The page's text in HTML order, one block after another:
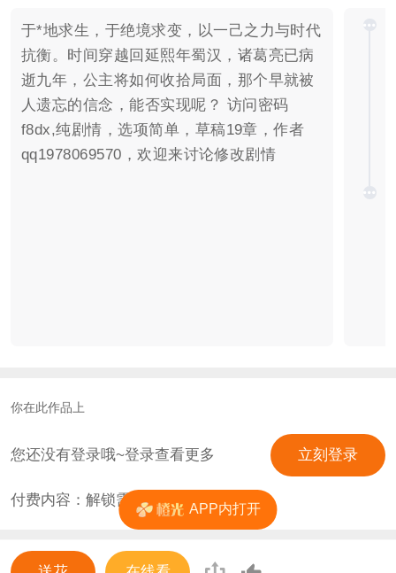
于*地求生，于绝境求变，以一己之力与时代
抗衡。时间穿越回延熙年蜀汉，诸葛亮已病
逝九年，公主将如何收拾局面，那个早就被
人遗忘的信念，能否实现呢？ 访问密码
f8dx,纯剧情，选项简单，草稿19章，作者
qq1978069570，欢迎来讨论修改剧情
你在此作品上
您还没有登录哦~登录查看更多 立刻登录
付费内容：解锁需 0花
APP内打开